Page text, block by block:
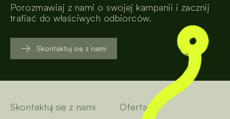
Porozmawiaj z nami o swojej kampanii i zacznij
trafiać do właściwych odbiorców.
Skontaktuj się z nami
Skontaktuj się z nami Oferta